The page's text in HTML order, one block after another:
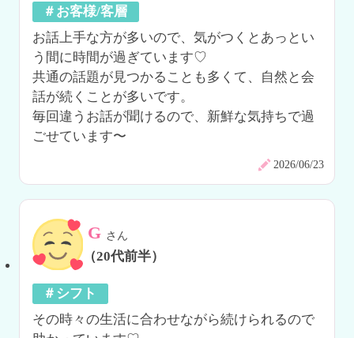
＃お客様/客層
お話上手な方が多いので、気がつくとあっとい
う間に時間が過ぎています♡
共通の話題が見つかることも多くて、自然と会
話が続くことが多いです。
毎回違うお話が聞けるので、新鮮な気持ちで過
ごせています〜
2026/06/23
G さん
（20代前半）
＃シフト
その時々の生活に合わせながら続けられるので